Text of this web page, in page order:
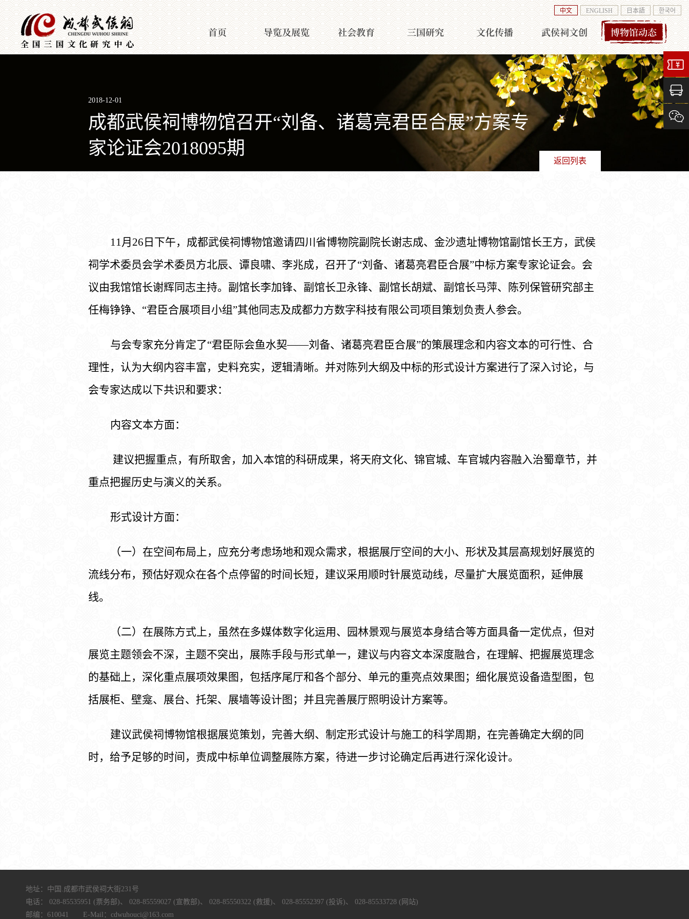
首页 导览及展览 社会教育 三国研究 文化传播 武侯祠文创 博物馆动态
中文 ENGLISH 日本語 한국어
2018-12-01
成都武侯祠博物馆召开“刘备、诸葛亮君臣合展”方案专
家论证会2018095期
返回列表
11月26日下午，成都武侯祠博物馆邀请四川省博物院副院长谢志成、金沙遗址博物馆副馆长王方，武侯
祠学术委员会学术委员方北辰、谭良啸、李兆成，召开了“刘备、诸葛亮君臣合展”中标方案专家论证会。会
议由我馆馆长谢辉同志主持。副馆长李加锋、副馆长卫永锋、副馆长胡斌、副馆长马萍、陈列保管研究部主
任梅铮铮、“君臣合展项目小组”其他同志及成都力方数字科技有限公司项目策划负责人参会。
与会专家充分肯定了“君臣际会鱼水契——刘备、诸葛亮君臣合展”的策展理念和内容文本的可行性、合
理性，认为大纲内容丰富，史料充实，逻辑清晰。并对陈列大纲及中标的形式设计方案进行了深入讨论，与
会专家达成以下共识和要求：
内容文本方面：
建议把握重点，有所取舍，加入本馆的科研成果，将天府文化、锦官城、车官城内容融入治蜀章节，并
重点把握历史与演义的关系。
形式设计方面：
（一）在空间布局上，应充分考虑场地和观众需求，根据展厅空间的大小、形状及其层高规划好展览的
流线分布，预估好观众在各个点停留的时间长短，建议采用顺时针展览动线，尽量扩大展览面积，延伸展
线。
（二）在展陈方式上， 虽然在多媒体数字化运用、园林景观与展览本身结合等方面具备一定优点，但对
展览主题领会不深，主题不突出，展陈手段与形式单一， 建议与内容文本深度融合，在理解、把握展览理念
的基础上，深化重点展项效果图， 包括序尾厅和各个部分、单元的重亮点效果图；细化展览设备造型图，包
括展柜、壁龛、展台、托架、展墙等设计图；并且完善展厅照明设计方案等。
建议武侯祠博物馆根据展览策划，完善大纲、制定形式设计与施工的科学周期，在完善确定大纲的同
时，给予足够的时间，责成中标单位调整展陈方案，待进一步讨论确定后再进行深化设计。
地址：中国.成都市武侯祠大街231号
电话：
028-85535951 (票务部)、 028-85559027 (宣教部)、 028-85550322 (救援)、 028-85552397 (投诉)、
028-85533728 (网站)
邮编：610041 E-Mail：cdwuhouci@163.com